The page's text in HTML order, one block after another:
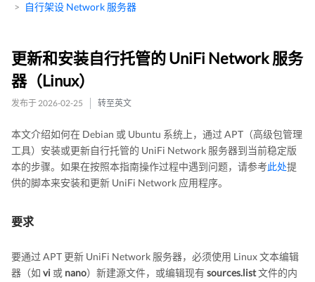
自行架设 Network 服务器
更新和安装自行托管的 UniFi Network 服务
器（Linux）
发布于 2026-02-25 转至英文
本文介绍如何在 Debian 或 Ubuntu 系统上，通过 APT（高级包管理
工具）安装或更新自行托管的 UniFi Network 服务器到当前稳定版
本的步骤。如果在按照本指南操作过程中遇到问题，请参考此处提
供的脚本来安装和更新 UniFi Network 应用程序。
要求
要通过 APT 更新 UniFi Network 服务器，必须使用 Linux 文本编辑
器（如 vi 或 nano）新建源文件，或编辑现有 sources.list文件的内